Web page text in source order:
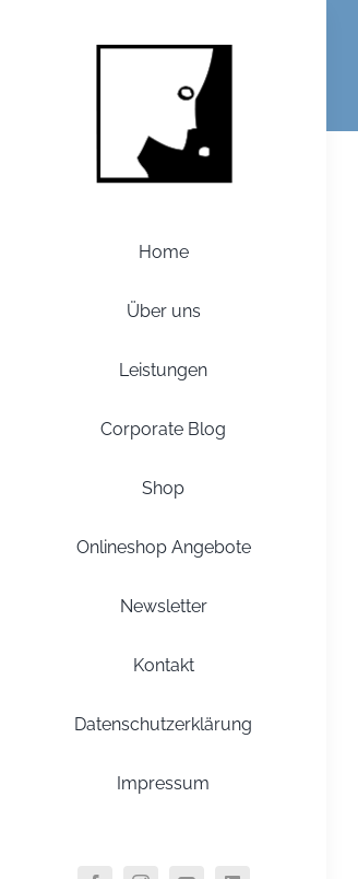
Home
Über uns
Leistungen
Corporate Blog
Shop
Onlineshop Angebote
Newsletter
Kontakt
Datenschutzerklärung
Impressum